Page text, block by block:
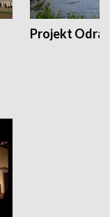
Projekt Odra